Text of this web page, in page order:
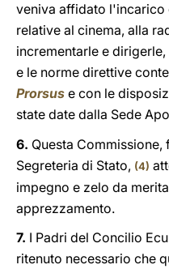
veniva affidato l'incarico
relative al cinema, alla
incrementarle e
e le norme direttive
Prorsus e con le
state date dalla Sede
6. Questa
Segreteria di Stato, (4)
impegno e zelo da
apprezzamento.
7. I Padri del Concilio
ritenuto necessario che